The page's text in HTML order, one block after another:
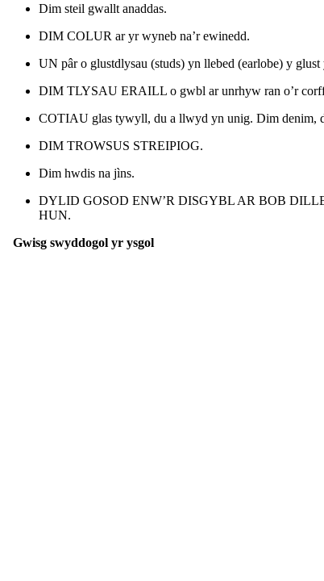
Dim steil gwallt anaddas.
DIM COLUR ar yr wyneb na’r ewinedd.
UN pâr o glustdlysau (studs) yn llebed (earlobe) y
DIM TLYSAU ERAILL o gwbl ar unrhyw ran o’r
COTIAU glas tywyll, du a llwyd yn unig. Dim denim,
DIM TROWSUS STREIPIOG.
Dim hwdis na jìns.
DYLID GOSOD ENW’R DISGYBL AR BOB
HUN.
Gwisg swyddogol yr ysgol